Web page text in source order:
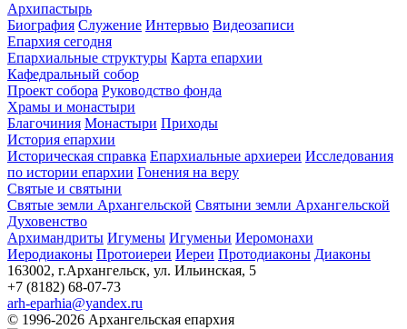
Архипастырь
Биография Служение Интервью Видеозаписи
Епархия сегодня
Епархиальные структуры Карта епархии
Кафедральный собор
Проект собора Руководство фонда
Храмы и монастыри
Благочиния Монастыри Приходы
История епархии
Историческая справка Епархиальные архиереи Исследования
по истории епархии Гонения на веру
Святые и святыни
Святые земли Архангельской Святыни земли Архангельской
Духовенство
Архимандриты Игумены Игуменьи Иеромонахи
Иеродиаконы Протоиереи Иереи Протодиаконы Диаконы
163002, г.Архангельск, ул. Ильинская, 5
+7 (8182) 68-07-73
arh-eparhia@yandex.ru
© 1996-2026 Архангельская епархия